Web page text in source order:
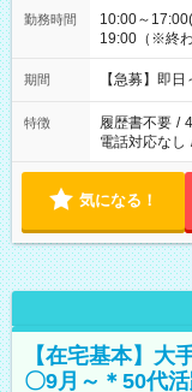
勤務時間
10:00～
19:00（※終
期間 【急募】即
特徴 履歴書不要 /
電話対応なし
気になる！
【在宅基本】大
〇9月～＊50代